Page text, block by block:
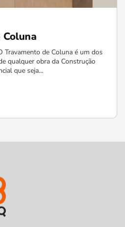
Travamento de Coluna é um dos
qualquer obra da Construção
que seja…